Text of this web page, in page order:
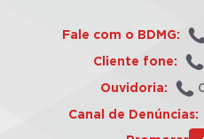
Fale com o BDMG:
Cliente fone:
Ouvidoria:
Canal de Denúncias: